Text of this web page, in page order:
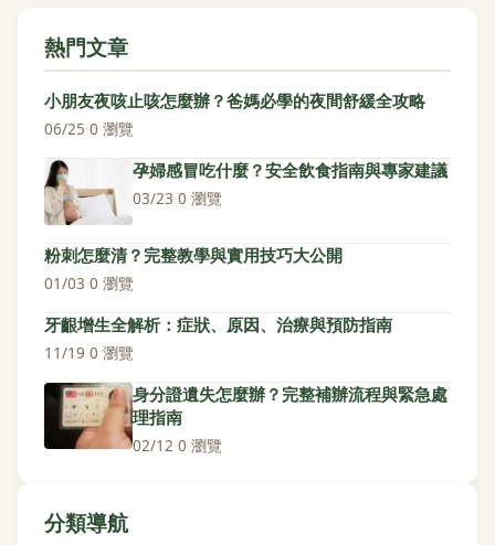
熱門文章
小朋友夜咳止咳怎麼辦？爸媽必學的夜間舒緩全攻略
06/25·0 瀏覽
孕婦感冒吃什麼？安全飲食指南與專家建議
03/23·0 瀏覽
粉刺怎麼清？完整教學與實用技巧大公開
01/03·0 瀏覽
牙齦增生全解析：症狀、原因、治療與預防指南
11/19·0 瀏覽
身分證遺失怎麼辦？完整補辦流程與緊急處
理指南
02/12·0 瀏覽
分類導航